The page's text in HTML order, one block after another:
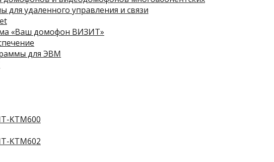
для удаленного управления и связи
«Ваш домофон ВИЗИТ»
для ЭВМ
KTM600
KTM602